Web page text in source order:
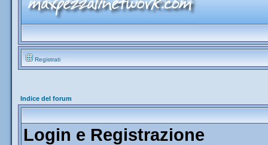
Registrati
Indice del forum
Login e Registrazione